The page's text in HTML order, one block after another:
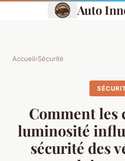
Auto
Accueil›Sécurité
Comment les
luminosité
sécurité des